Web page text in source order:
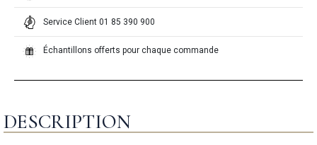
Service Client 01 85 390 900
Échantillons offerts pour chaque commande
DESCRIPTION